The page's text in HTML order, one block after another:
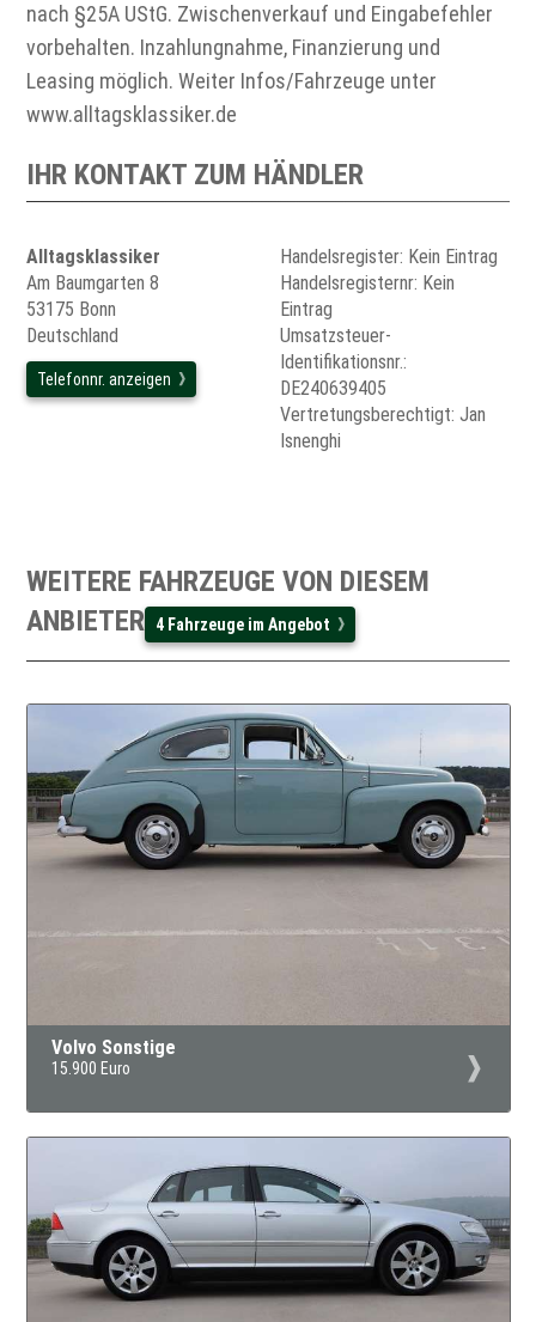
nach §25A UStG. Zwischenverkauf und Eingabefehler
vorbehalten. Inzahlungnahme, Finanzierung und
Leasing möglich. Weiter Infos/Fahrzeuge unter
www.alltagsklassiker.de
IHR KONTAKT ZUM HÄNDLER
Alltagsklassiker
Am Baumgarten 8
53175 Bonn
Deutschland
Telefonnr. anzeigen
Handelsregister: Kein Eintrag
Handelsregisternr: Kein
Eintrag
Umsatzsteuer-
Identifikationsnr.:
DE240639405
Vertretungsberechtigt: Jan
Isnenghi
WEITERE FAHRZEUGE VON DIESEM
ANBIETER 4 Fahrzeuge im Angebot
Volvo Sonstige
15.900 Euro